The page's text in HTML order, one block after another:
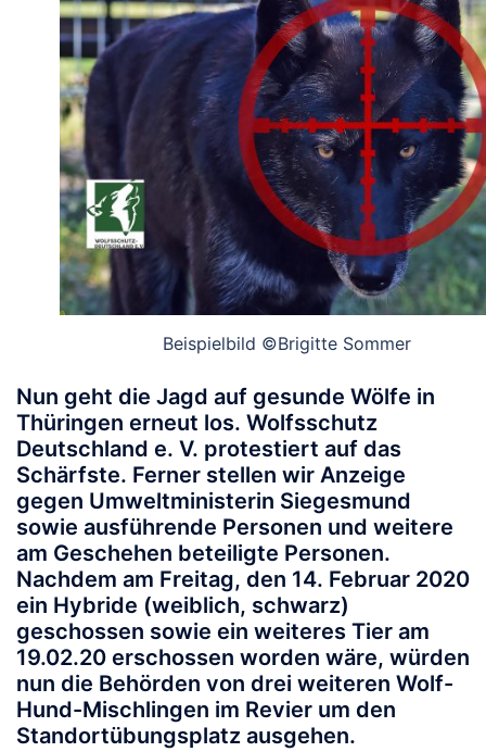
Beispielbild ©Brigitte Sommer
Nun geht die Jagd auf gesunde Wölfe in
Thüringen erneut los. Wolfsschutz
Deutschland e. V. protestiert auf das
Schärfste. Ferner stellen wir Anzeige
gegen Umweltministerin Siegesmund
sowie ausführende Personen und weitere
am Geschehen beteiligte Personen.
Nachdem am Freitag, den 14. Februar 2020
ein Hybride (weiblich, schwarz)
geschossen sowie ein weiteres Tier am
19.02.20 erschossen worden wäre, würden
nun die Behörden von drei weiteren Wolf-
Hund-Mischlingen im Revier um den
Standortübungsplatz ausgehen.